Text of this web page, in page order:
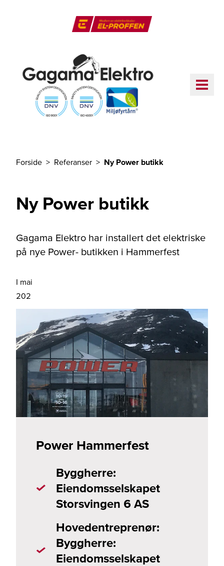
Forside Referanser Ny Power butikk
Ny Power butikk
Gagama Elektro har installert det elektriske
på nye Power- butikken i Hammerfest
I mai
202
Power Hammerfest
Byggherre:
Eiendomsselskapet
Storsvingen 6 AS
Hovedentreprenør:
Byggherre:
Eiendomsselskapet